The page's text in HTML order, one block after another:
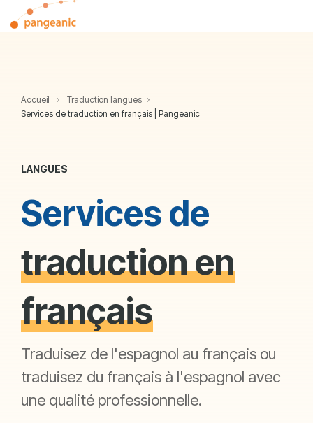
to
Accueil
Traduction langues
Services de traduction en français | Pangeanic
LANGUES
Services de
traduction en
français
Traduisez de l'espagnol au français ou
traduisez du français à l'espagnol avec
une qualité professionnelle.